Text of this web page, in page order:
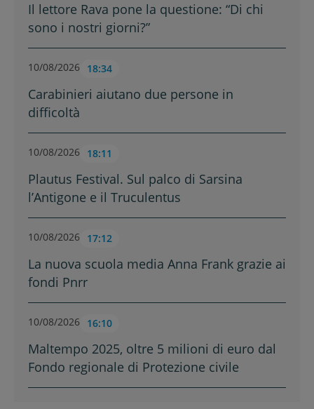
Il lettore Rava pone la questione: “Di chi
sono i nostri giorni?”
10/08/2026 18:34
Carabinieri aiutano due persone in
difficoltà
10/08/2026 18:11
Plautus Festival. Sul palco di Sarsina
l’Antigone e il Truculentus
10/08/2026 17:12
La nuova scuola media Anna Frank grazie ai
fondi Pnrr
10/08/2026 16:10
Maltempo 2025, oltre 5 milioni di euro dal
Fondo regionale di Protezione civile